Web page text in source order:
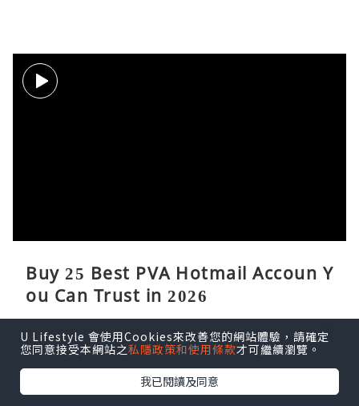
Buy 25 Best PVA Hotmail Accoun Y
ou Can Trust in 2026
Whitley Kim 21分鐘前
U Lifestyle 會使用Cookies來改善您的網站體驗，請確定
您同意接受本網站之私隱政策和使用條款才可繼續瀏覽。
我已閱讀及同意